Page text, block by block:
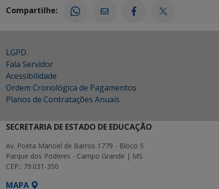
Compartilhe:
LGPD
Fala Servidor
Acessibilidade
Ordem Cronológica de Pagamentos
Planos de Contratações Anuais
SECRETARIA DE ESTADO DE EDUCAÇÃO
Av. Poeta Manoel de Barros 1779 - Bloco 5
Parque dos Poderes - Campo Grande | MS
CEP.: 79.031-350
MAPA